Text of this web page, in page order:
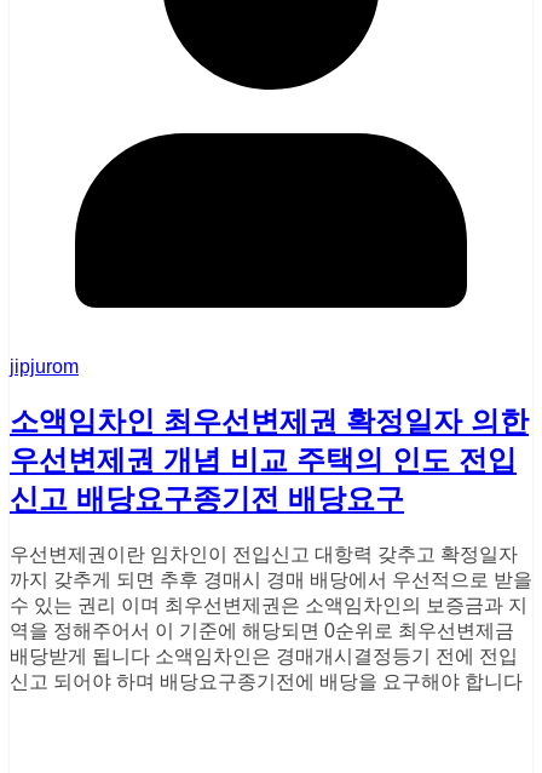
jipjurom
소액임차인 최우선변제권 확정일자 의한
우선변제권 개념 비교 주택의 인도 전입
신고 배당요구종기전 배당요구
우선변제권이란 임차인이 전입신고 대항력 갖추고 확정일자
까지 갖추게 되면 추후 경매시 경매 배당에서 우선적으로 받을
수 있는 권리 이며 최우선변제권은 소액임차인의 보증금과 지
역을 정해주어서 이 기준에 해당되면 0순위로 최우선변제금
배당받게 됩니다 소액임차인은 경매개시결정등기 전에 전입
신고 되어야 하며 배당요구종기전에 배당을 요구해야 합니다